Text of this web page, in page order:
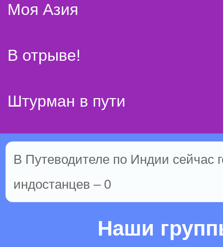
Моя Азия
В отрыве!
Штурман в пути
В Путеводителе по Индии сейчас
индостанцев – 0
Наши